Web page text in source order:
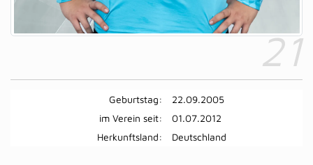
21
Geburtstag:
22.09.2005
im Verein seit:
01.07.2012
Herkunftsland:
Deutschland